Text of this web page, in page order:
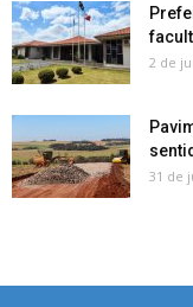
2 de
31 de